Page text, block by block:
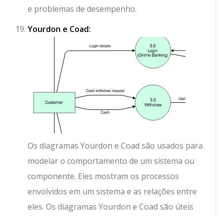
e problemas de desempenho.
Yourdon e Coad:
Os diagramas Yourdon e Coad são usados para
modelar o comportamento de um sistema ou
componente. Eles mostram os processos
envolvidos em um sistema e as relações entre
eles. Os diagramas Yourdon e Coad são úteis